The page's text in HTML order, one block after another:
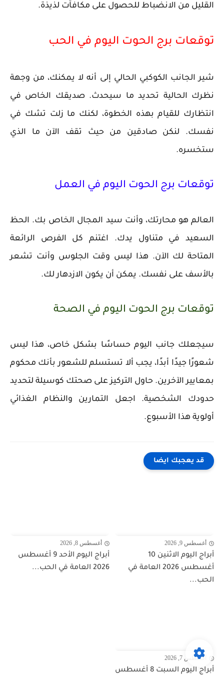
القليل من الانضباط للحصول على مكافآت لذيذة.
توقعات برج الحوت اليوم في الحب
شير الجانب الكوكبي الحالي إلى أنه لا يمكنك، من وجهة
نظرك الحالية تحديد ما سيحدث. صديقك الخاص في
انتظارك للقيام بهذه الخطوة، لكنك ما زلت تشك في
نفسك. لنكن صادقين من حيث تقف الآن ما الذي
ستخسره.
توقعات برج الحوت اليوم في العمل
العالم هو محارتك، وأنت سيد المجال الخاص بك. الحظ
السعيد في متناول يدك. اغتنم كل الفرص الرائعة
المتاحة لك الآن. هذا ليس وقت الجلوس وأنت تشعر
بالأسف على نفسك. يمكن أن يكون الازدهار لك.
توقعات برج الحوت اليوم في الصحة
سيجعلك جانب اليوم حساسًا بشكل خاص، هذا ليس
شعورًا جيدًا أبدًا، يجب ألا تستسلم للشعور بأنك محكوم
بمعايير الآخرين. حاول التركيز على صحتك كوسيلة لتحديد
حدودك الشخصية. اجعل التمارين والنظام الغذائي
أولوية هذا الأسبوع.
قد يعجبك ايضا
أغسطس 9, 2026
أبراج اليوم الاثنين 10
أغسطس 2026 العامة في
الحب...
أغسطس 8, 2026
أبراج اليوم الأحد 9 أغسطس
2026 العامة في الحب...
أغسطس 7, 2026
أبراج اليوم السبت 8 أغسطس